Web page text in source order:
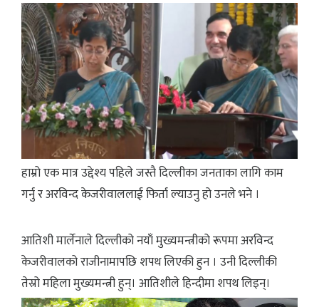
हाम्रो एक मात्र उद्देश्य पहिले जस्तै दिल्लीका जनताका लागि काम
गर्नु र अरविन्द केजरीवाललाई फिर्ता ल्याउनु हो उनले भने ।
आतिशी मार्लेनाले दिल्लीको नयाँ मुख्यमन्त्रीको रूपमा अरविन्द
केजरीवालको राजीनामापछि शपथ लिएकी हुन । उनी दिल्लीकी
तेस्रो महिला मुख्यमन्त्री हुन्। आतिशीले हिन्दीमा शपथ लिइन्।